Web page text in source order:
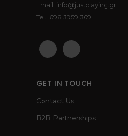
Email: info@justclaying.gr
Tel.: 698 3959 369
GET IN TOUCH
Contact Us
B2B Partnerships